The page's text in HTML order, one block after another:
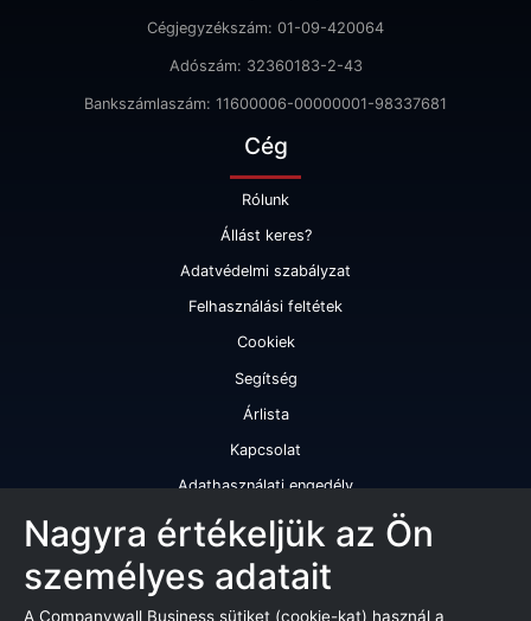
Cégjegyzékszám: 01-09-420064
Adószám: 32360183-2-43
Bankszámlaszám: 11600006-00000001-98337681
Cég
Rólunk
Állást keres?
Adatvédelmi szabályzat
Felhasználási feltétek
Cookiek
Segítség
Árlista
Kapcsolat
Adathasználati engedély
Szolgáltatásaink
Cégminősítés
Cégminősítési riport
Nagyra értékeljük az Ön
személyes adatait
A Companywall Business sütiket (cookie-kat) használ a